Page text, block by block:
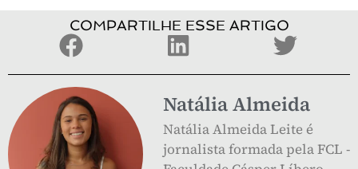
COMPARTILHE ESSE ARTIGO
Natália Almeida
Natália Almeida Leite é
jornalista formada pela FCL -